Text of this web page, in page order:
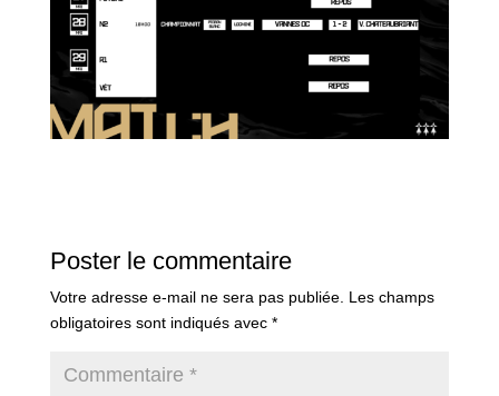
Poster le commentaire
Votre adresse e-mail ne sera pas publiée. Les champs
obligatoires sont indiqués avec *